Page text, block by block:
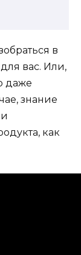
в
вас. Или,
даже
знание
как